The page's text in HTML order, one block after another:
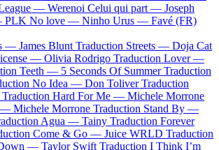
— Werenoi Celui qui part — Joseph
PLK No love — Ninho Urus — Favé (FR)
— James Blunt Traduction Streets — Doja Cat
— Olivia Rodrigo Traduction Lover —
Teeth — 5 Seconds Of Summer Traduction
No Idea — Don Toliver Traduction
Traduction Hard For Me — Michele Morrone
— Michele Morrone Traduction Stand By —
Agua — Tainy Traduction Forever
Come & Go — Juice WRLD Traduction
— Taylor Swift Traduction I Think I’m